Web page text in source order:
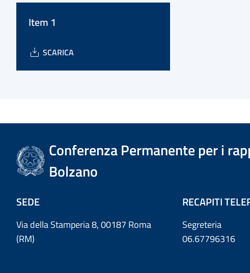
Item 1
SCARICA
Conferenza Permanente per i
Bolzano
SEDE
Via della Stamperia 8, 00187 Roma
(RM)
RECAPITI
Segreteria
06.67796316